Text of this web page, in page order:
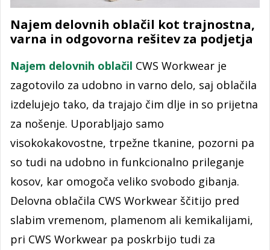
Najem delovnih oblačil kot trajnostna,
varna in odgovorna rešitev za podjetja
Najem delovnih oblačil CWS Workwear je
zagotovilo za udobno in varno delo, saj oblačila
izdelujejo tako, da trajajo čim dlje in so prijetna
za nošenje. Uporabljajo samo
visokokakovostne, trpežne tkanine, pozorni pa
so tudi na udobno in funkcionalno prileganje
kosov, kar omogoča veliko svobodo gibanja.
Delovna oblačila CWS Workwear ščitijo pred
slabim vremenom, plamenom ali kemikalijami,
pri CWS Workwear pa poskrbijo tudi za